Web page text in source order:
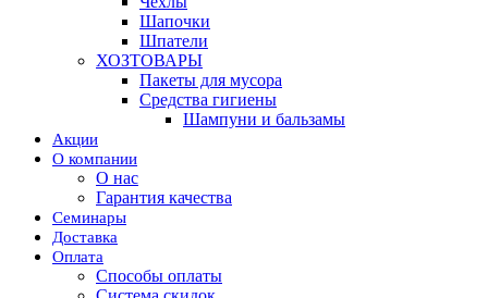
Шапочки
Шпатели
ХОЗТОВАРЫ
Пакеты для мусора
Средства гигиены
Шампуни и бальзамы
Акции
О компании
О нас
Гарантия качества
Семинары
Доставка
Оплата
Способы оплаты